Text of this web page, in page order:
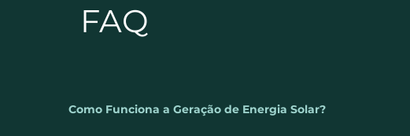
FAQ
Como Funciona a Geração de Energia Solar?